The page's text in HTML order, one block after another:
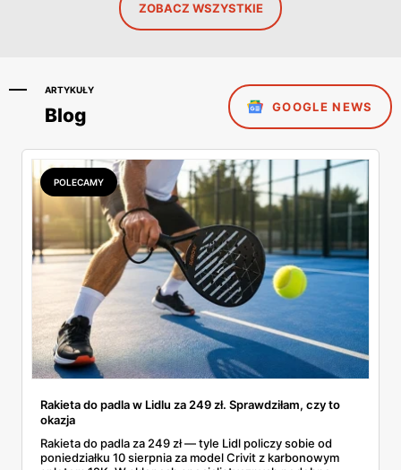
ZOBACZ WSZYSTKIE
ARTYKUŁY
Blog GOOGLE NEWS
POLECAMY
Rakieta do padla w Lidlu za 249 zł. Sprawdziłam, czy to
okazja
Rakieta do padla za 249 zł — tyle Lidl policzy sobie od
poniedziałku 10 sierpnia za model Crivit z karbonowym